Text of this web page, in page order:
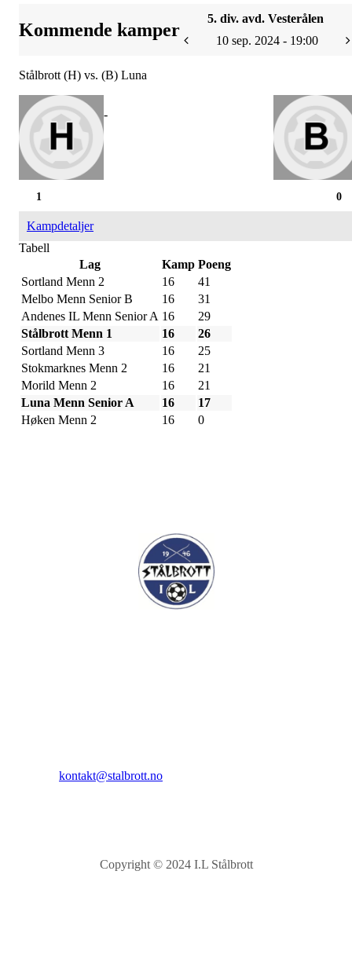
Kommende kamper
5. div. avd. Vesterålen
10 sep. 2024 - 19:00
Stålbrott (H) vs. (B) Luna
-
0
1
Kampdetaljer
Tabell
Lag
Kamp Poeng
Sortland Menn 2
16
41
Melbo Menn Senior B
16
31
Andenes IL Menn Senior A 16
29
Stålbrott Menn 1
16
26
Sortland Menn 3
16
25
Stokmarknes Menn 2
16
21
Morild Menn 2
16
21
Luna Menn Senior A
16
17
Høken Menn 2
16 0
kontakt@stalbrott.no
Copyright © 2024 I.L Stålbrott